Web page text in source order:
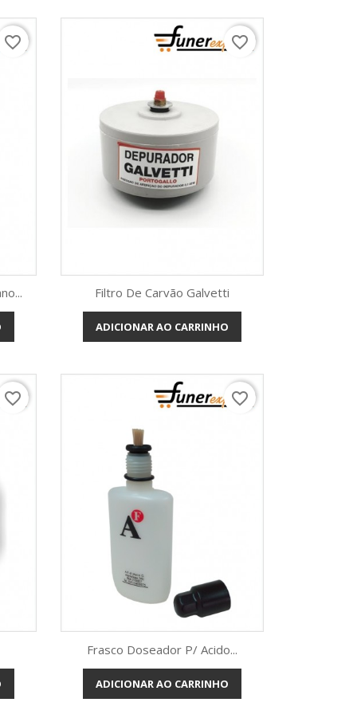
favorite_border
Vista rápida
Filtro De Carvão Galvetti
ADICIONAR AO CARRINHO
favorite_border
favorite_border
Vista rápida
Frasco Doseador P/ Acido...
ADICIONAR AO CARRINHO
favorite_border